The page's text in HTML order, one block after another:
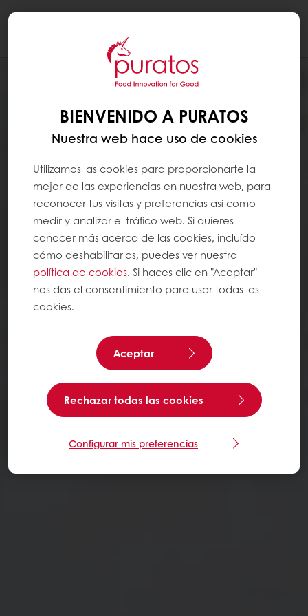
BIENVENIDO A PURATOS
Nuestra web hace uso de cookies
Utilizamos las cookies para proporcionarte la
mejor de las experiencias en nuestra web, para
reconocer tus visitas y preferencias así como
medir y analizar el tráfico web. Si quieres
conocer más acerca de las cookies, incluído
cómo deshabilitarlas, puedes ver nuestra
política de cookies. Si haces clic en "Aceptar"
nos das el consentimiento para usar todas las
cookies.
Aceptar
Rechazar todas las cookies
Configurar mis preferencias